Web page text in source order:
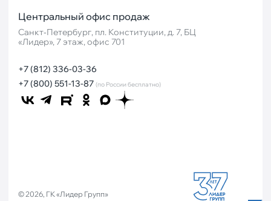
Центральный офис продаж
Санкт‐Петербург, пл. Конституции, д. 7, БЦ
«Лидер», 7 этаж, офис 701
+7 (812) 336-03-36
+7 (800) 551-13-87 (по России бесплатно)
© 2026, ГК «Лидер Групп»